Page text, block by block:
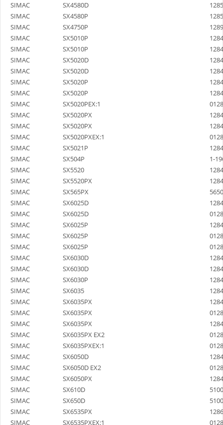
SIMAC
SX4580D
SIMAC
SX4580P
SIMAC
SX4750P
SIMAC
SX5010P
SIMAC
SX5010P
SIMAC
SX5020D
SIMAC
SX5020D
SIMAC
SX5020P
SIMAC
SX5020P
SIMAC
SX5020PEX:1
SIMAC
SX5020PX
SIMAC
SX5020PX
SIMAC
SX5020PXEX:1
SIMAC
SX5021P
SIMAC
SX504P
1-
SIMAC
SX5520
SIMAC
SX5520PX
SIMAC
SX565PX
SIMAC
SX6025D
SIMAC
SX6025D
SIMAC
SX6025P
SIMAC
SX6025P
SIMAC
SX6025P
SIMAC
SX6030D
SIMAC
SX6030D
SIMAC
SX6030P
SIMAC
SX6035
SIMAC
SX6035PX
SIMAC
SX6035PX
SIMAC
SX6035PX
SIMAC
SX6035PX EX2
SIMAC
SX6035PXEX:1
SIMAC
SX6050D
SIMAC
SX6050D EX2
SIMAC
SX6050PX
SIMAC
SX610D
SIMAC
SX650D
SIMAC
SX6535PX
SIMAC
SX6535PXEX:1